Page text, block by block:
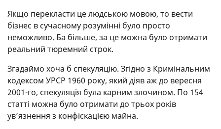
Якщо перекласти це людською мовою, то вести
бізнес в сучасному розумінні було просто
неможливо. Ба більше, за це можна було отримати
реальний тюремний строк.
Згадаймо хоча б спекуляцію. Згідно з Кримінальним
кодексом УРСР 1960 року, який діяв аж до вересня
2001-го, спекуляція була карним злочином. По 154
статті можна було отримати до трьох років
ув’язнення з конфіскацією майна.